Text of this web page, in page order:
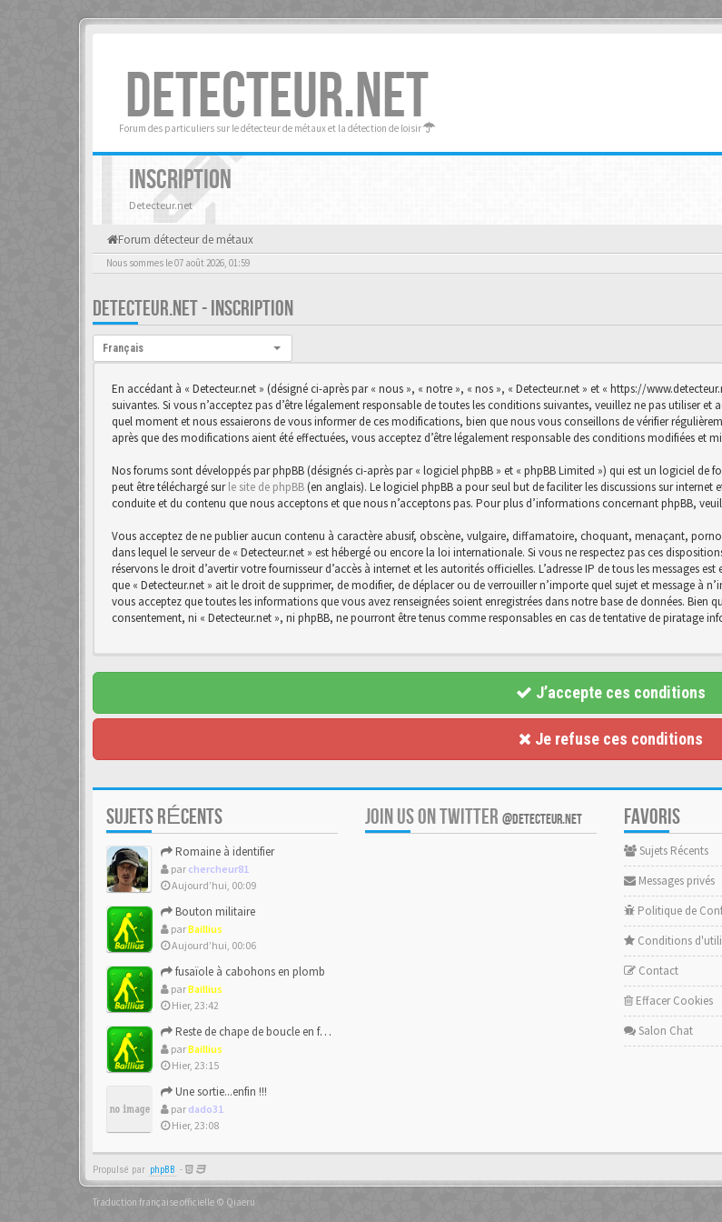
DETECTEUR.NET
Forum des particuliers sur le détecteur de métaux et la détection de loisir
INSCRIPTION
Detecteur.net
Forum détecteur de métaux
Nous sommes le 07 août 2026, 01:59
DETECTEUR.NET - INSCRIPTION
Langue :
Français
En accédant à « Detecteur.net » (désigné ci-après par « nous », « notre », « nos », « Detecteur.net » et « https://
suivantes. Si vous n’acceptez pas d’être légalement responsable de toutes les conditions suivantes, veuillez ne pas utiliser
quel moment et nous essaierons de vous informer de ces modifications, bien que nous vous conseillons de vérifier
après que des modifications aient été effectuées, vous acceptez d’être légalement responsable des conditions modifiées et
Nos forums sont développés par phpBB (désignés ci-après par « logiciel phpBB » et « phpBB Limited ») qui est un logiciel de
peut être téléchargé surle site de phpBB (en anglais). Le logiciel phpBB a pour seul but de faciliter les discussions sur
conduite et du contenu que nous acceptons et que nous n’acceptons pas. Pour plus d’informations concernant phpBB,
Vous acceptez de ne publier aucun contenu à caractère abusif, obscène, vulgaire, diffamatoire, choquant, menaçant,
dans lequel le serveur de « Detecteur.net » est hébergé ou encore la loi internationale. Si vous ne respectez pas ces
réservons le droit d’avertir votre fournisseur d’accès à internet et les autorités officielles. L’adresse IP de tous les messages
que « Detecteur.net » ait le droit de supprimer, de modifier, de déplacer ou de verrouiller n’importe quel sujet et message à
vous acceptez que toutes les informations que vous avez renseignées soient enregistrées dans notre base de données. Bien
consentement, ni « Detecteur.net », ni phpBB, ne pourront être tenus comme responsables en cas de tentative de piratage
J’accepte ces conditions
Je refuse ces conditions
SUJETS RÉCENTS
Romaine à identifier
par chercheur81
Aujourd’hui, 00:09
Bouton militaire
parBaillius
Aujourd’hui, 00:06
fusaïole à cabohons en plomb
parBaillius
Hier, 23:42
Reste de chape de boucle en forme de ??
parBaillius
Hier, 23:15
Une sortie...enfin !!!
par dado31
Hier, 23:08
JOIN US ON TWITTER @DETECTEUR.NET FAVORIS
Sujets Récents
Messages privés
Politique de
Conditions
Contact
Effacer Cookies
Salon Chat
Propulsé par phpBB -
Traduction française officielle © Qiaeru